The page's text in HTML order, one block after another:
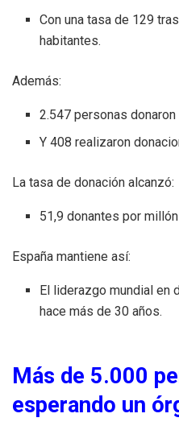
Con una tasa de 129
habitantes.
Además:
2.547 personas
Y 408 realizaron
La tasa de donación alcanzó:
51,9 donantes por
España mantiene así:
El liderazgo mundial en
hace más de 30 años.
Más de 5.000
esperando un